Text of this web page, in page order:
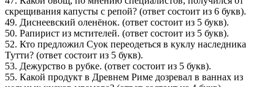
скрещивания капусты с репой? (ответ состоит из 6 букв).
49. Диснеевский оленёнок. (ответ состоит из 5 букв).
50. Рапирист из мстителей. (ответ состоит из 5 букв).
52. Кто предложил Суок переодеться в куклу наследника
Тутти? (ответ состоит из 5 букв).
53. Дежурство в рубке. (ответ состоит из 5 букв).
55. Какой продукт в Древнем Риме дозревал в ваннах из